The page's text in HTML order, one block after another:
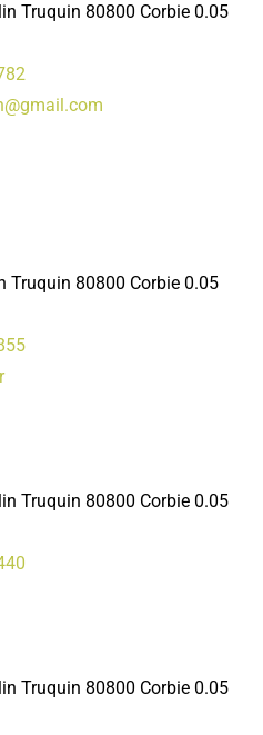
Truquin 80800 Corbie 0.05
Truquin 80800 Corbie 0.05
Truquin 80800 Corbie 0.05
Truquin 80800 Corbie 0.05